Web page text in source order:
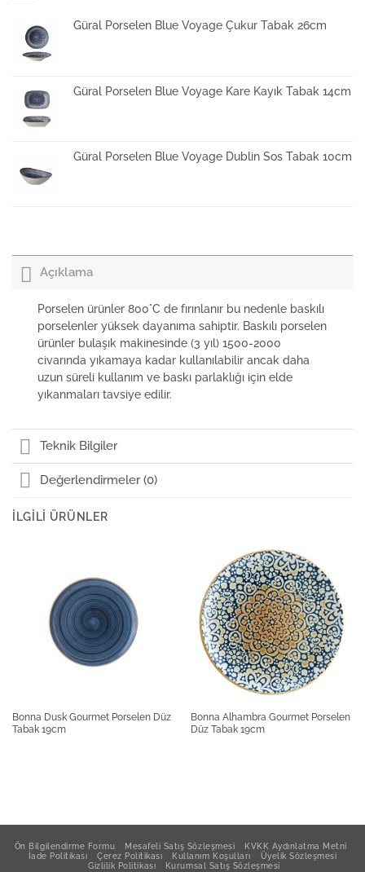
Güral Porselen Blue Voyage Çukur Tabak 26cm
Güral Porselen Blue Voyage Kare Kayık Tabak 14cm
Güral Porselen Blue Voyage Dublin Sos Tabak 10cm
Güral Porselen Blue Voyage Düz Tabak 24cm
Güral Porselen Blue Voyage Bistro Çay Fincanı ve
Güral Porselen Blue Voyage Çukur Tabak 19cm
Güral Porselen Blue Voyage Kare Kayık Tabak
37x25cm
Güral Porselen Blue Voyage Kase 15x15cm
Açıklama
Porselen ürünler 800°C de fırınlanır bu nedenle baskılı
porselenler yüksek dayanıma sahiptir. Baskılı porselen
ürünler bulaşık makinesinde (3 yıl) 1500-2000
civarında yıkamaya kadar kullanılabilir ancak daha
uzun süreli kullanım ve baskı parlaklığı için elde
yıkanmaları tavsiye edilir.
Teknik Bilgiler
Değerlendirmeler (0)
İLGILI ÜRÜNLER
Bonna Dusk Gourmet Porselen Düz
Tabak 19cm
Bonna Alhambra Gourmet Porselen
Düz Tabak 19cm
Ön Bilgilendirme Formu Mesafeli Satış Sözleşmesi
KVKK Aydınlatma Metni
İade Politikası
Çerez Politikası Kullanım Koşulları
Üyelik Sözleşmesi
Gizlilik Politikası
Kurumsal Satış Sözleşmesi